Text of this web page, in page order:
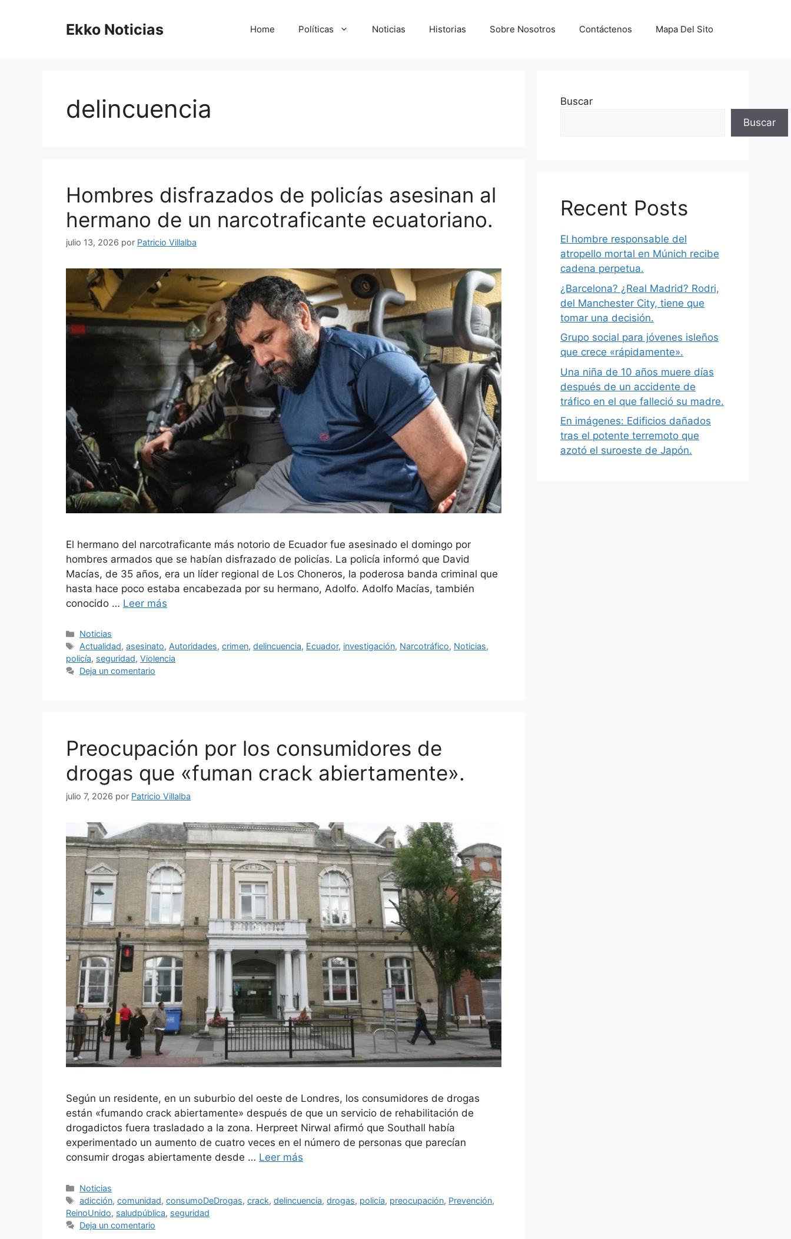
Ekko Noticias Home Políticas Noticias Historias Sobre Nosotros Contáctenos Mapa Del Sito
delincuencia
Hombres disfrazados de policías asesinan al
hermano de un narcotraficante ecuatoriano.
julio 13, 2026 por Patricio Villalba
El hermano del narcotraficante más notorio de Ecuador fue asesinado el domingo por
hombres armados que se habían disfrazado de policías. La policía informó que David
Macías, de 35 años, era un líder regional de Los Choneros, la poderosa banda criminal que
hasta hace poco estaba encabezada por su hermano, Adolfo. Adolfo Macías, también
conocido … Leer más
Categorías
Noticias
Etiquetas
Actualidad,asesinato,Autoridades,crimen,delincuencia, Ecuador, investigación, Narcotráfico, Noticias,
policía, seguridad, Violencia
Deja un comentario
Preocupación por los consumidores de
drogas que «fuman crack abiertamente».
julio 7, 2026 por Patricio Villalba
Según un residente, en un suburbio del oeste de Londres, los consumidores de drogas
están «fumando crack abiertamente» después de que un servicio de rehabilitación de
drogadictos fuera trasladado a la zona. Herpreet Nirwal afirmó que Southall había
experimentado un aumento de cuatro veces en el número de personas que parecían
consumir drogas abiertamente desde … Leer más
Categorías
Noticias
Etiquetas
adicción,comunidad,consumoDeDrogas,crack,delincuencia,drogas, policía, preocupación, Prevención,
ReinoUnido, saludpública, seguridad
Deja un comentario
Buscar
Buscar
Recent Posts
El hombre responsable del
atropello mortal en Múnich recibe
cadena perpetua.
¿Barcelona? ¿Real Madrid? Rodri,
del Manchester City, tiene que
tomar una decisión.
Grupo social para jóvenes isleños
que crece «rápidamente».
Una niña de 10 años muere días
después de un accidente de
tráfico en el que falleció su madre.
En imágenes: Edificios dañados
tras el potente terremoto que
azotó el suroeste de Japón.